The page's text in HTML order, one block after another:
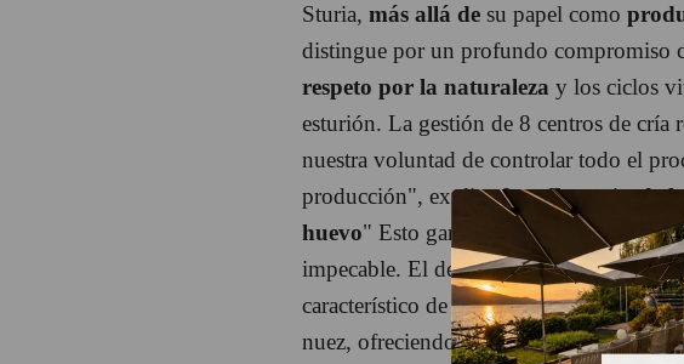
Sturia, más allá de su papel como
distingue por un profundo compromiso
respeto por la naturaleza y los ciclos
esturión. La gestión de 8 centros de cría
nuestra voluntad de controlar todo el
producción", explica Jean-François.de
huevo" Esto garantiza un caviar de
impecable. El delicado método de
característico de Sturia revela persistentes
nuez, ofreciendo una experiencia de